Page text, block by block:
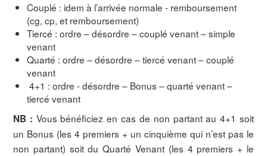
Couplé : idem à l’arrivée normale - remboursement
(cg, cp, et remboursement)
Tiercé : ordre – désordre – couplé venant – simple
venant
Quarté : ordre – désordre – tiercé venant – couplé
venant
4+1 : ordre - désordre – Bonus – quarté venant –
tiercé venant
NB : Vous bénéficiez en cas de non partant au 4+1 soit
un Bonus (les 4 premiers + un cinquième qui n’est pas le
non partant) soit du Quarté Venant (les 4 premiers + le